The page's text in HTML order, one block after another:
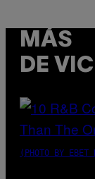
MÁS
DE
(PHOTO BY EBET